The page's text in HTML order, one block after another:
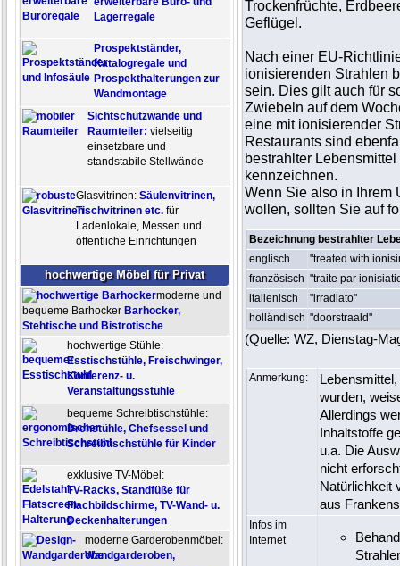
Lagerregale
Prospektständer,
Katalogregale und
Prospekthalterungen zur
Wandmontage
Sichtschutzwände und
Raumteiler: vielseitig
einsetzbare und
standstabile Stellwände
Glasvitrinen: Säulenvitrinen,
Tischvitrinen etc. für
Ladenlokale, Messen und
öffentliche Einrichtungen
hochwertige Möbel für Privat
moderne und
bequeme Barhocker Barhocker,
Stehtische und Bistrotische
hochwertige Stühle:
Esstischstühle, Freischwinger,
Konferenz- u.
Veranstaltungsstühle
bequeme Schreibtischstühle:
Drehstühle, Chefsessel und
Schreibtischstühle für Kinder
exklusive TV-Möbel:
TV-Racks, Standfüße für
Flachbildschirme, TV-Wand- u.
Deckenhalterungen
moderne Garderobenmöbel:
Wandgarderoben,
Trockenfrüchte,
Geflügel.
Nach einer EU-
ionisierenden Strahlen
sein. Dies gilt auch für
Zwiebeln auf dem
eine mit ionisierender
Restaurants sind
bestrahlter
kennzeichnen.
Wenn Sie also in Ihrem
wollen, sollten Sie auf
Bezeichnung bestrahlter
englisch
"treated with
französisch "traite par
italienisch
"irradiato"
holländisch "doorstraald"
(Quelle: WZ, Dienstag-
Anmerkung:
wurden,
Allerdings
Inhaltstoffe
u.a. Die
nicht
Natürlichkeit
aus
Infos im
Internet